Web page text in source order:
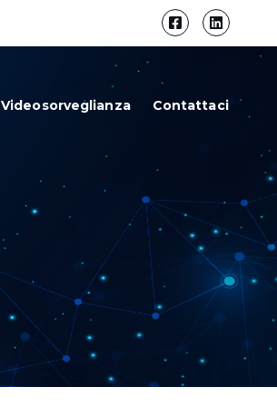
Videosorveglianza Contattaci